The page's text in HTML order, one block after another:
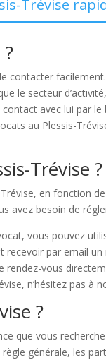
Trévise
secteur
avec lui par
au Plessis-
Trévise ?
en fonction
avez besoin de
vous pouvez
par email
vous
n’hésitez pas à
?
que vous
générale, les